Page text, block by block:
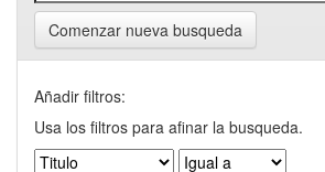
Comenzar nueva busqueda
Añadir filtros:
Usa los filtros para afinar la busqueda.